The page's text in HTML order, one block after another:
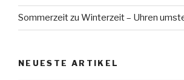
Sommerzeit zu Winterzeit – Uhren
NEUESTE ARTIKEL